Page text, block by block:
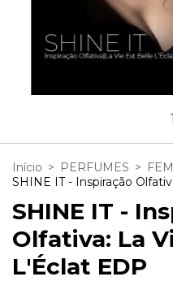
1
Início > PERFUMES >
SHINE IT - Inspiração
SHINE IT -
Olfativa: La
L'Éclat EDP